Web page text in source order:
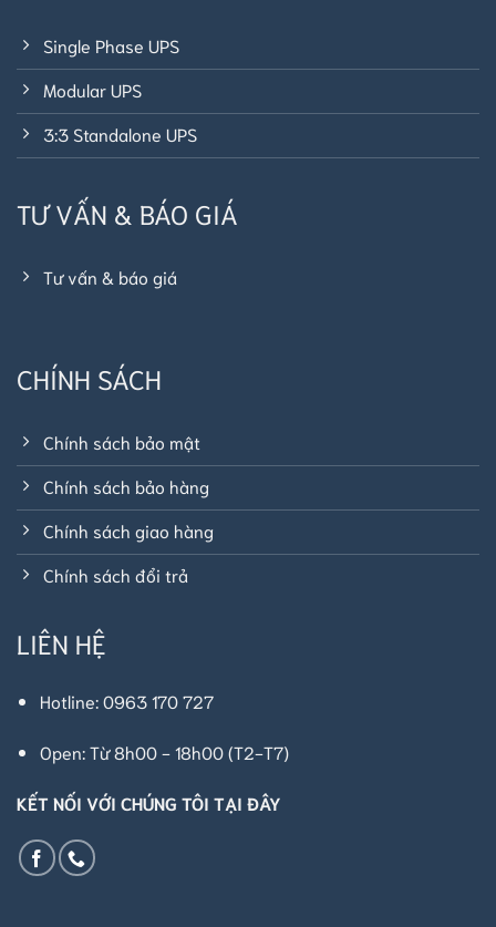
Single Phase UPS
Modular UPS
3:3 Standalone UPS
TƯ VẤN & BÁO GIÁ
Tư vấn & báo giá
CHÍNH SÁCH
Chính sách bảo mật
Chính sách bảo hàng
Chính sách giao hàng
Chính sách đổi trả
LIÊN HỆ
Hotline: 0963 170 727
Open: Từ 8h00 - 18h00 (T2-T7)
KẾT NỐI VỚI CHÚNG TÔI TẠI ĐÂY